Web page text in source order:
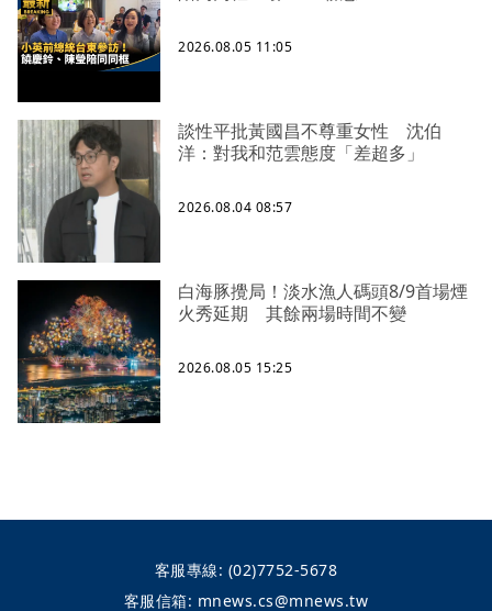
2026.08.05 11:05
談性平批黃國昌不尊重女性 沈伯
洋：對我和范雲態度「差超多」
2026.08.04 08:57
白海豚攪局！淡水漁人碼頭8/9首場煙
火秀延期 其餘兩場時間不變
2026.08.05 15:25
客服專線: (02)7752-5678
客服信箱: mnews.cs@mnews.tw